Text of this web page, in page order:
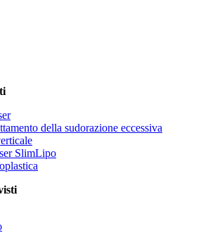
della sudorazione eccessiva
SlimLipo